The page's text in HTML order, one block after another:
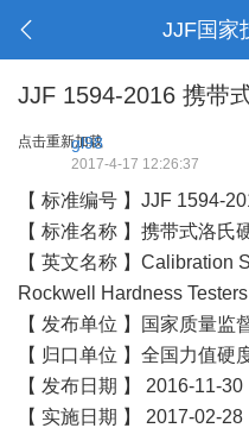
JJF国家
JJF 1594-2016 携带
点击重新加载
gl98
2017-4-17 12:26:37
【 标准编号 】JJF 1594-
【 标准名称 】携带式洛氏
【 英文名称 】Calibration
Rockwell Hardness Testers
【 发布单位 】国家质量监
【 归口单位 】全国力值硬
【 发布日期 】 2016-11-30
【 实施日期 】 2017-02-28